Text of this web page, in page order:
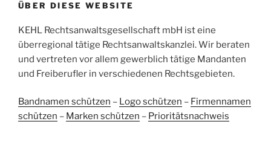
Bewertungen auf
ProvenExpert.com
Bewertungen von
2
anderen Quellen
Blick aufs ProvenExpert-Profil werfen
ÜBER DIESE WEBSITE
KEHL Rechtsanwaltsgesellschaft mbH ist eine
überregional tätige Rechtsanwaltskanzlei. Wir beraten
und vertreten vor allem gewerblich tätige Mandanten
und Freiberufler in verschiedenen Rechtsgebieten.
Bandnamen schützen – Logo schützen – Firmennamen
schützen – Marken schützen – Prioritätsnachweis